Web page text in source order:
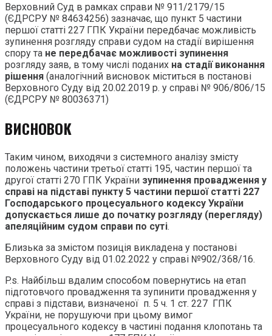
Верховний Суд в рамках справи № 911/2179/15
(ЄДРСРУ № 84634256) зазначає, що пункт 5 частини
першої статті 227 ГПК України передбачає можливість
зупинення розгляду справи судом на стадії вирішення
спору та не передбачає можливості зупинення
розгляду заяв, в тому числі поданих на стадії виконання
рішення (аналогічний висновок міститься в постанові
Верховного Суду від 20.02.2019 р. у справі № 906/806/15
(ЄДРСРУ № 80036371)
ВИСНОВОК
Таким чином, виходячи з системного аналізу змісту
положень частини третьої статті 195, частин першої та
другої статті 270 ГПК України зупинення провадження у
справі на підставі пункту 5 частини першої статті 227
Господарського процесуального кодексу України
допускається лише до початку розгляду (перегляду)
апеляційним судом справи по суті.
Близька за змістом позиція викладена у постанові
Верховного Суду від 01.02.2022 у справі №902/368/16.
P.s. Найбільш вдалим способом повернутись на етап
підготовчого провадження та зупинити провадження у
справі з підстави, визначеної п. 5 ч. 1 ст. 227 ГПК
України, не порушуючи при цьому вимог
процесуального кодексу в частині подання клопотань та